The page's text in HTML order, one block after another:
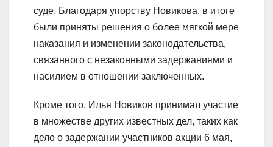
суде. Благодаря упорству Новикова, в итоге
были приняты решения о более мягкой мере
наказания и изменении законодательства,
связанного с незаконными задержаниями и
насилием в отношении заключенных.
Кроме того, Илья Новиков принимал участие
в множестве других известных дел, таких как
дело о задержании участников акции 6 мая,